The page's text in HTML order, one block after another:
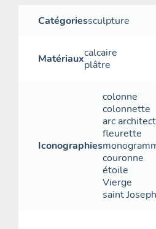
Catégoriessculpture
Matériauxcalcaire
plâtre
Iconographies
colonne
colonnette
arc
fleurette
couronne
étoile
Vierge
saint Joseph